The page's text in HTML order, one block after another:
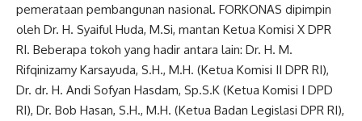
pemerataan pembangunan nasional. FORKONAS dipimpin
oleh Dr. H. Syaiful Huda, M.Si, mantan Ketua Komisi X DPR
RI. Beberapa tokoh yang hadir antara lain: Dr. H. M.
Rifqinizamy Karsayuda, S.H., M.H. (Ketua Komisi II DPR RI),
Dr. dr. H. Andi Sofyan Hasdam, Sp.S.K (Ketua Komisi I DPD
RI), Dr. Bob Hasan, S.H., M.H. (Ketua Badan Legislasi DPR RI),